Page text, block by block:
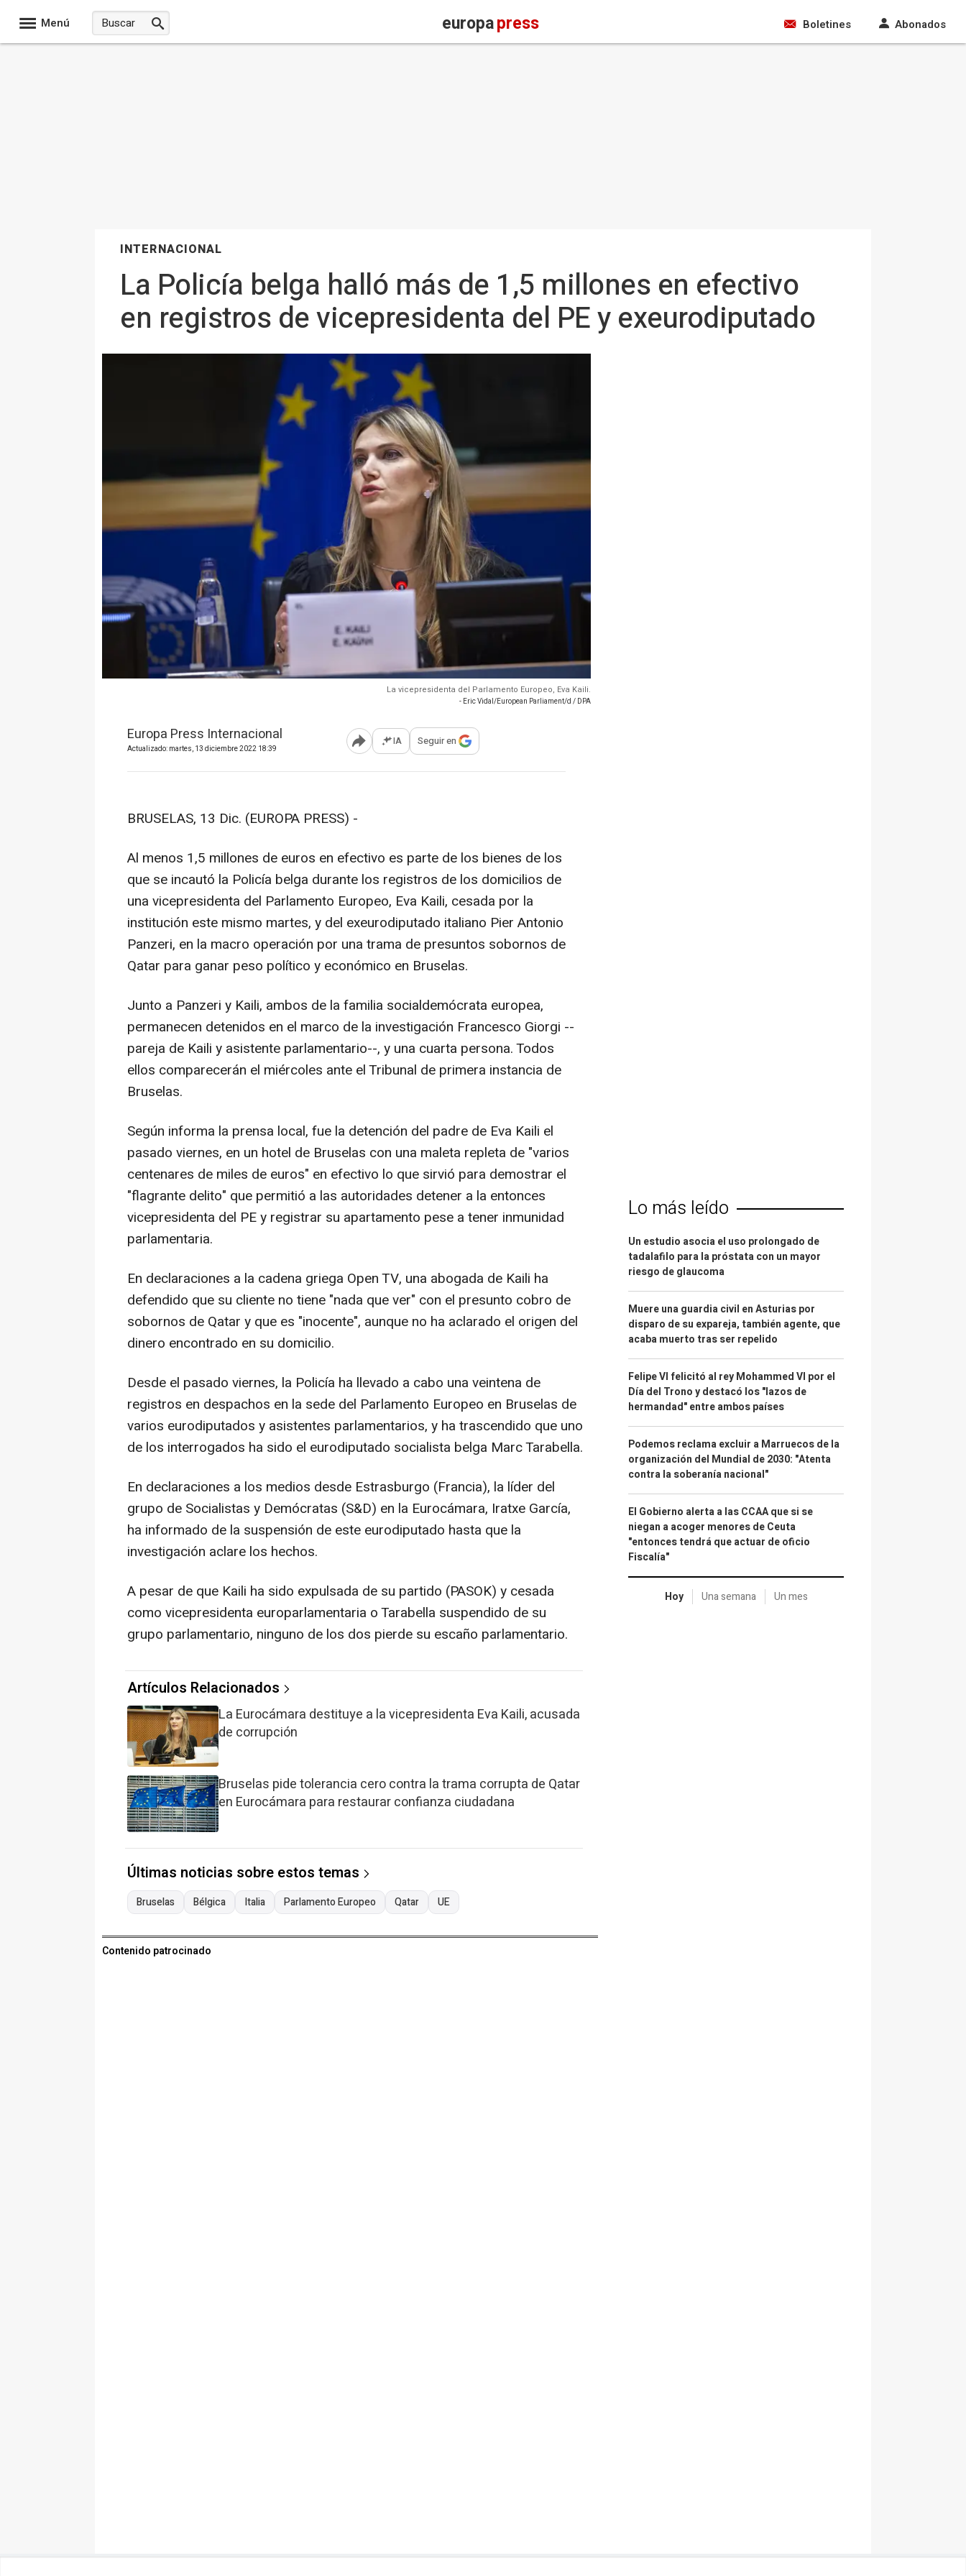
Menú europapress Boletines Abonados
INTERNACIONAL
La Policía belga halló más de 1,5 millones en efectivo
en registros de vicepresidenta del PE y exeurodiputado
La vicepresidenta del Parlamento Europeo, Eva Kaili.
- Eric Vidal/European Parliament/d / DPA
Europa Press Internacional
Actualizado: martes, 13 diciembre 2022 18:39 Abrir opciones para compartir
IA Seguir en
BRUSELAS, 13 Dic. (EUROPA PRESS) -
Al menos 1,5 millones de euros en efectivo es parte de los bienes de los
que se incautó la Policía belga durante los registros de los domicilios de
una vicepresidenta del Parlamento Europeo, Eva Kaili, cesada por la
institución este mismo martes, y del exeurodiputado italiano Pier Antonio
Panzeri, en la macro operación por una trama de presuntos sobornos de
Qatar para ganar peso político y económico en Bruselas.
Junto a Panzeri y Kaili, ambos de la familia socialdemócrata europea,
permanecen detenidos en el marco de la investigación Francesco Giorgi --
pareja de Kaili y asistente parlamentario--, y una cuarta persona. Todos
ellos comparecerán el miércoles ante el Tribunal de primera instancia de
Bruselas.
Según informa la prensa local, fue la detención del padre de Eva Kaili el
pasado viernes, en un hotel de Bruselas con una maleta repleta de "varios
centenares de miles de euros" en efectivo lo que sirvió para demostrar el
"flagrante delito" que permitió a las autoridades detener a la entonces
vicepresidenta del PE y registrar su apartamento pese a tener inmunidad
parlamentaria.
En declaraciones a la cadena griega Open TV, una abogada de Kaili ha
defendido que su cliente no tiene "nada que ver" con el presunto cobro de
sobornos de Qatar y que es "inocente", aunque no ha aclarado el origen del
dinero encontrado en su domicilio.
Desde el pasado viernes, la Policía ha llevado a cabo una veintena de
registros en despachos en la sede del Parlamento Europeo en Bruselas de
varios eurodiputados y asistentes parlamentarios, y ha trascendido que uno
de los interrogados ha sido el eurodiputado socialista belga Marc Tarabella.
En declaraciones a los medios desde Estrasburgo (Francia), la líder del
grupo de Socialistas y Demócratas (S&D) en la Eurocámara, Iratxe García,
ha informado de la suspensión de este eurodiputado hasta que la
investigación aclare los hechos.
A pesar de que Kaili ha sido expulsada de su partido (PASOK) y cesada
como vicepresidenta europarlamentaria o Tarabella suspendido de su
grupo parlamentario, ninguno de los dos pierde su escaño parlamentario.
Artículos Relacionados
La Eurocámara destituye a la vicepresidenta Eva Kaili, acusada
de corrupción
Bruselas pide tolerancia cero contra la trama corrupta de Qatar
en Eurocámara para restaurar confianza ciudadana
Últimas noticias sobre estos temas
Bruselas Bélgica Italia Parlamento Europeo Qatar UE
Contenido patrocinado
Lo más leído
Un estudio asocia el uso prolongado de
tadalafilo para la próstata con un mayor
riesgo de glaucoma
Muere una guardia civil en Asturias por
disparo de su expareja, también agente, que
acaba muerto tras ser repelido
Felipe VI felicitó al rey Mohammed VI por el
Día del Trono y destacó los "lazos de
hermandad" entre ambos países
Podemos reclama excluir a Marruecos de la
organización del Mundial de 2030: "Atenta
contra la soberanía nacional"
El Gobierno alerta a las CCAA que si se
niegan a acoger menores de Ceuta
"entonces tendrá que actuar de oficio
Fiscalía"
Hoy Una semana Un mes